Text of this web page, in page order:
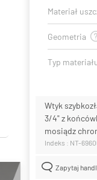
Materiał
Geometria
Typ
Wtyk
3/4" z
mosiądz
Indeks : NT-
Zapytaj